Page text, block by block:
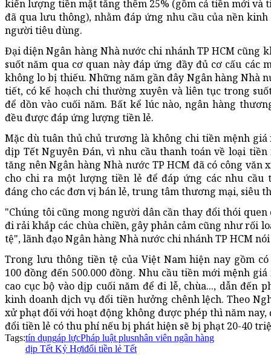
kiến lượng tiền mặt tăng thêm 25% (gồm cả tiền mới và
đã qua lưu thông), nhằm đáp ứng nhu cầu của nền
người tiêu dùng.
Đại diện Ngân hàng Nhà nước chi nhánh TP HCM cũng
suốt năm qua cơ quan này đáp ứng đầy đủ cơ cấu các
không lo bị thiếu. Những năm gần đây Ngân hàng Nhà
tiết, có kế hoạch chi thường xuyên và liên tục trong
để dồn vào cuối năm. Bất kể lúc nào, ngân hàng
đều được đáp ứng lượng tiền lẻ.
Mặc dù tuân thủ chủ trương là không chi tiền mệnh
dịp Tết Nguyên Đán, vì nhu cầu thanh toán về loại
tăng nên Ngân hàng Nhà nước TP HCM đã có công văn
cho chi ra một lượng tiền lẻ để đáp ứng các nhu cầu
đáng cho các đơn vị bán lẻ, trung tâm thương mại, siêu
"Chúng tôi cũng mong người dân cần thay đổi thói
đi rải khắp các chùa chiền, gây phản cảm cũng như rối
tệ", lãnh đạo Ngân hàng Nhà nước chi nhánh TP HCM
Trong lưu thông tiền tệ của Việt Nam hiện nay gồm
100 đồng đến 500.000 đồng. Nhu cầu tiền mới mệnh
cao cục bộ vào dịp cuối năm để đi lễ, chùa..., dẫn đến
kinh doanh dịch vụ đổi tiền hưởng chênh lệch. Theo
xử phạt đối với hoạt động không được phép thì năm nay,
đổi tiền lẻ có thu phí nếu bị phát hiện sẽ bị phạt 20-40
Tags:tín dụngáp lựcPháp luật plusnhân viên ngân hàng
dịp Tết Kỷ Hợiđổi tiền lẻ Tết